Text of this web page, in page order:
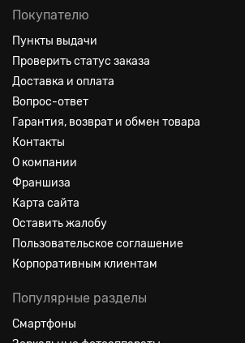
Покупателю
Пункты выдачи
Проверить статус заказа
Доставка и оплата
Вопрос-ответ
Гарантия, возврат и обмен товара
Контакты
О компании
Франшиза
Карта сайта
Оставить жалобу
Пользовательское соглашение
Корпоративным клиентам
Популярные разделы
Смартфоны